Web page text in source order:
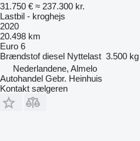
31.750 € ≈ 237.300 kr.
Lastbil - kroghejs
2020
20.498 km
Euro 6
Brændstof diesel Nyttelast 3.500 kg
Nederlandene, Almelo
Autohandel Gebr. Heinhuis
Kontakt sælgeren